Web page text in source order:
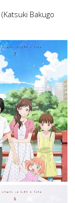
(Katsuki Bakugo